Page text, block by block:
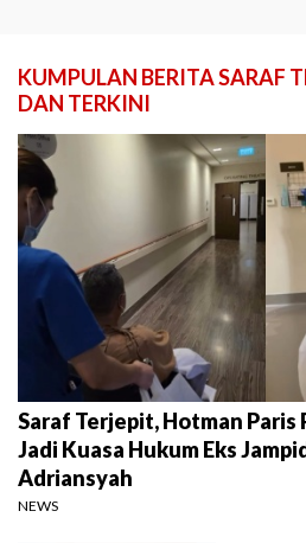
KUMPULAN BERITA SARAF
DAN TERKINI
Saraf Terjepit, Hotman
Jadi Kuasa Hukum Eks
Adriansyah
NEWS